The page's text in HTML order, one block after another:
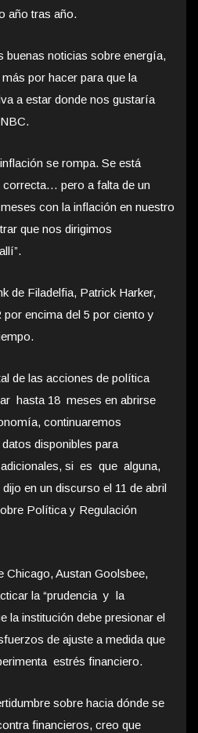
año tras año.
buenas noticias sobre energía,
por hacer para que la
a estar donde nos gustaría
se rompa. Se está
pero a falta de un
con la inflación en nuestro
que nos dirigimos
de Filadelfia, Patrick Harker,
encima del 5 por ciento y
de las acciones de política
hasta 18 meses en abrirse
continuaremos
disponibles para
si es que alguna,
en un discurso el 11 de abril
Política y Regulación
Chicago, Austan Goolsbee,
la “prudencia y la
la institución debe presionar el
de ajuste a medida que
estrés financiero.
sobre hacia dónde se
financieros, creo que